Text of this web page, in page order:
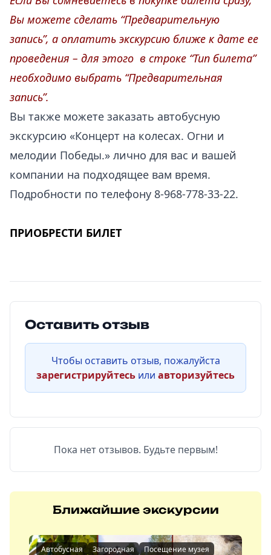
Вы можете сделать “Предварительную
запись”, а оплатить экскурсию ближе к дате ее
проведения – для этого в строке “Тип билета”
необходимо выбрать “Предварительная
запись”.
Вы также можете заказать автобусную
экскурсию «Концерт на колесах. Огни и
мелодии Победы.» лично для вас и вашей
компании на подходящее вам время.
Подробности по телефону 8-968-778-33-22.
ПРИОБРЕСТИ БИЛЕТ
Оставить отзыв
Чтобы оставить отзыв, пожалуйста
зарегистрируйтесь или авторизуйтесь
Пока нет отзывов. Будьте первым!
Ближайшие экскурсии
Автобусная Загородная Посещение музея